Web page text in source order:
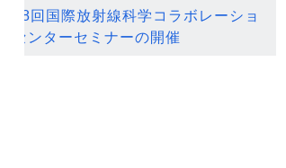
第18回国際放射線科学コラボレーショ
ンセンターセミナーの開催